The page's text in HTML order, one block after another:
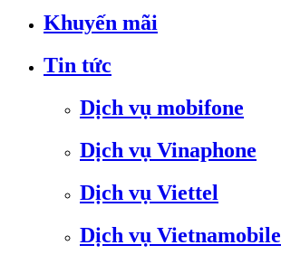
Khuyến mãi
Tin tức
Dịch vụ mobifone
Dịch vụ Vinaphone
Dịch vụ Viettel
Dịch vụ Vietnamobile